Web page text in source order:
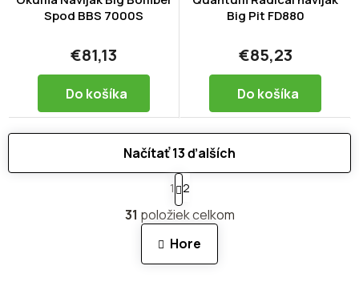
Spod BBS 7000S
€81,13
Do košíka
Big Pit FD880
€85,23
Do košíka
O
v
á
d
Načítať 13 ďalších
S
t
r
á
k
o
1 2
31 položiek celkom
Hore